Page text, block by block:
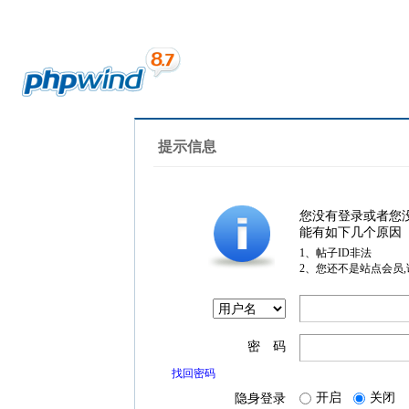
提示信息
您没有登录或者您
能有如下几个原因
1、帖子ID非法
2、您还不是站点会员
密 码
找回密码
隐身登录 开启 关闭